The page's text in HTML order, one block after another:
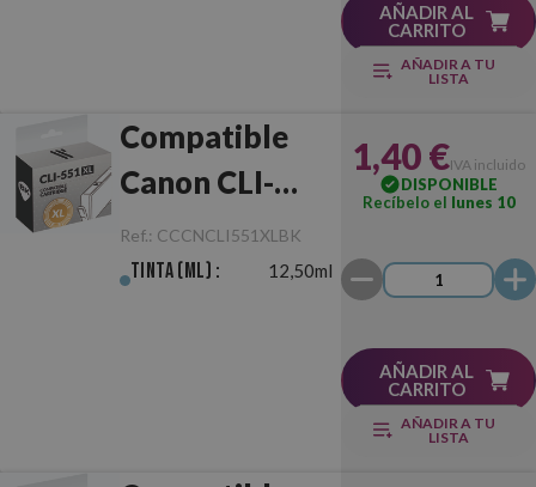
AÑADIR AL
CARRITO
AÑADIR A TU
LISTA
Compatible
Canon CLI-
551XL Negro
Ref.: CCCNCLI551XLBK
Tinta (ml) : 12,50ml
1,40 €IVA incluido
DISPONIBLE
Recíbelo el lunes 10
AÑADIR AL
CARRITO
AÑADIR A TU
LISTA